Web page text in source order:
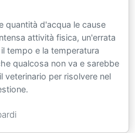
quantità d'acqua le cause
attività fisica, un'errata
tempo e la temperatura
qualcosa non va e sarebbe
veterinario per risolvere nel